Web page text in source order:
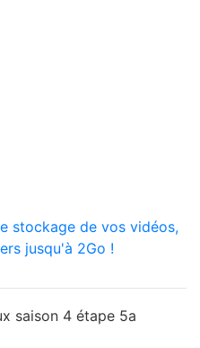
stockage de vos vidéos,
jusqu'à 2Go !